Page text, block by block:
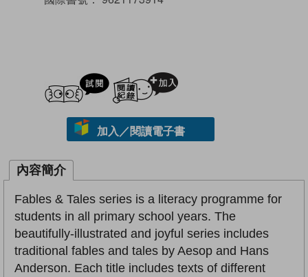
試閲
加入／閱讀電子書
內容簡介
Fables & Tales series is a literacy programme for
students in all primary school years. The
beautifully-illustrated and joyful series includes
traditional fables and tales by Aesop and Hans
Anderson. Each title includes texts of different